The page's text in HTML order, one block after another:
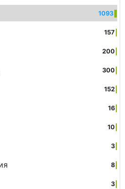
1093
157
200
300
152
16
10
3
8
3